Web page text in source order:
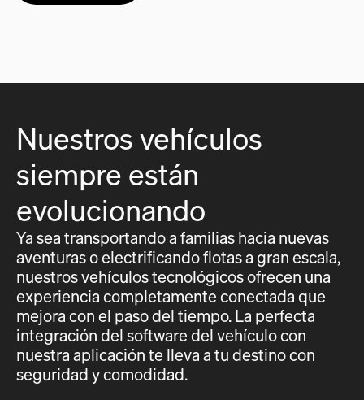
Nuestros vehículos
siempre están
evolucionando
Ya sea transportando a familias hacia nuevas
aventuras o electrificando flotas a gran escala,
nuestros vehículos tecnológicos ofrecen una
experiencia completamente conectada que
mejora con el paso del tiempo. La perfecta
integración del software del vehículo con
nuestra aplicación te lleva a tu destino con
seguridad y comodidad.